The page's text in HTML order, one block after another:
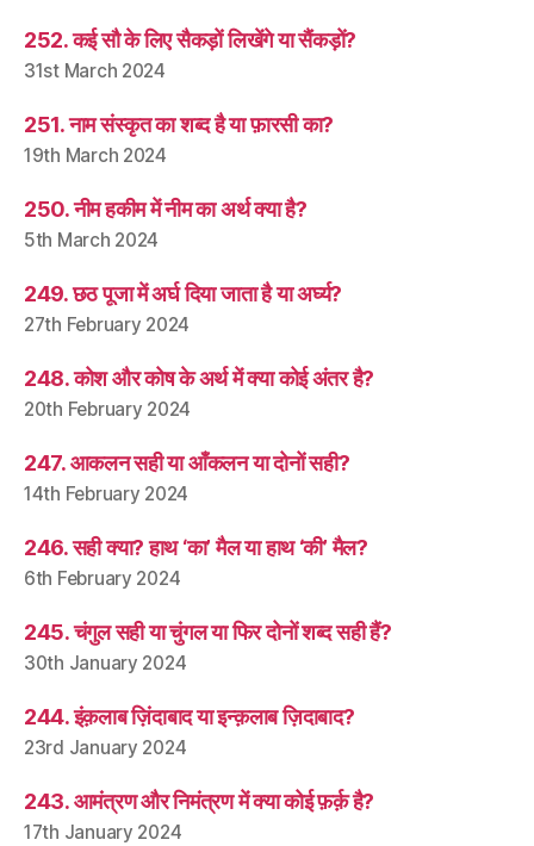
252. कई सौ के लिए सैकड़ों लिखेंगे या सैंकड़ों?
31st March 2024
251. नाम संस्कृत का शब्द है या फ़ारसी का?
19th March 2024
250. नीम हकीम में नीम का अर्थ क्या है?
5th March 2024
249. छठ पूजा में अर्घ दिया जाता है या अर्घ्य?
27th February 2024
248. कोश और कोष के अर्थ में क्या कोई अंतर है?
20th February 2024
247. आकलन सही या आँकलन या दोनों सही?
14th February 2024
246. सही क्या? हाथ ‘का’ मैल या हाथ ‘की’ मैल?
6th February 2024
245. चंगुल सही या चुंगल या फिर दोनों शब्द सही हैं?
30th January 2024
244. इंक़लाब ज़िंदाबाद या इन्क़लाब ज़िदाबाद?
23rd January 2024
243. आमंत्रण और निमंत्रण में क्या कोई फ़र्क़ है?
17th January 2024